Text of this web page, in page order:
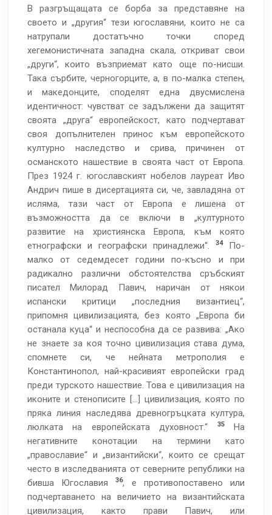
В разгръщащата се борба за представяне на
своето и „другия“ тези югославяни, които не са
натрупали достатъчно точки според
хегемонистичната западна скала, откриват свои
„други“, които възприемат като още по-нисши.
Така сърбите, черногорците, а, в по-малка степен,
и македонците, споделят една двусмислена
идентичност: чувстват се задължени да защитят
своята „друга“ европейскост, като подчертават
своя допълнителен принос към европейското
културно наследство и срива, причинен от
османското нашествие в своята част от Европа.
През 1924 г. югославският нобелов лауреат Иво
Андрич пише в дисертацията си, че, завладяна от
исляма, тази част от Европа е лишена от
възможността да се включи в „културното
развитие на християнска Европа, към която
етнографски и географски принадлежи“.
34По-
малко от седемдесет години по-късно и при
радикално различни обстоятелства сръбският
писател Милорад Павич, наричан от някои
испански критици „последния византиец“,
припомня цивилизацията, без която „Европа би
останала куца“ и неспособна да се развива: „Ако
не знаете за коя точно цивилизация става дума,
спомнете си, че нейната метрополия е
Константинопол, най-красивият европейски град
преди турското нашествие. Това е цивилизация на
иконите и стенописите […] цивилизация, която по
пряка линия наследява древногръцката култура,
люлката на европейската духовност.“
35На
негативните конотации на термини като
„православие“ и „византийски“, които се срещат
често в изследванията от северните републики на
бивша Югославия
36, е противопоставено или
подчертаването на величието на византийската
цивилизация, както прави Павич, или